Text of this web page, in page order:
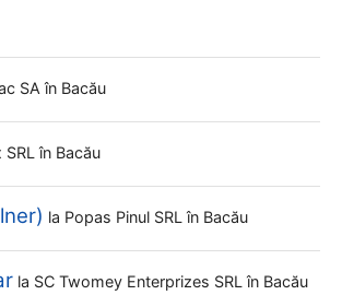
SA în Bacău
SRL în Bacău
la Popas Pinul SRL în Bacău
la SC Twomey Enterprizes SRL în Bacău